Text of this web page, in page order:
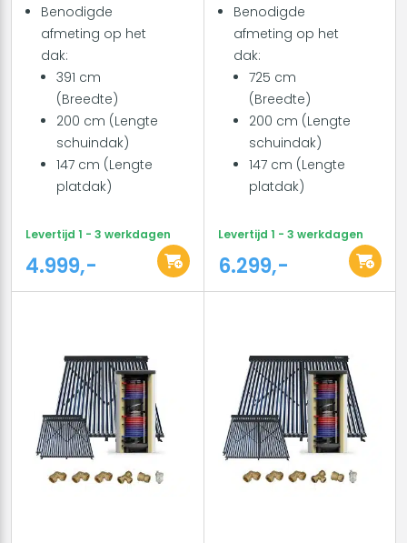
Benodigde
afmeting op het
dak:
391 cm
(Breedte)
200 cm (Lengte
schuindak)
147 cm (Lengte
platdak)
Levertijd 1 - 3 werkdagen
4.999,-
Benodigde
afmeting op het
dak:
725 cm
(Breedte)
200 cm (Lengte
schuindak)
147 cm (Lengte
platdak)
Levertijd 1 - 3 werkdagen
6.299,-